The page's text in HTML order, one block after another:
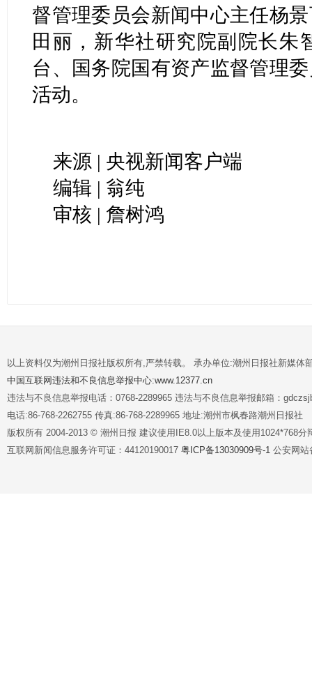
督管理委员会新闻中心主任杨
田丽，新华社研究院副院长朱
台、国务院国有资产监督管理
活动。
来源 | 央视新闻客户端
编辑 | 翁纯
审核 | 詹树鸿
以上资料仅为潮州日报社版权所有,严禁转载。 承办单位:潮州日报社新媒体
中国互联网违法和不良信息举报中心:www.12377.cn
违法与不良信息举报电话：0768-2289965 违法与不良信息举报邮箱：
电话:86-768-2262755 传真:86-768-2289965 地址:潮州市枫春路潮州日报社
版权所有 2004-2013 © 潮州日报 建议使用IE8.0以上版本及使用1024*768分
互联网新闻信息服务许可证：44120190017 粤ICP备13030909号-1 公安网站